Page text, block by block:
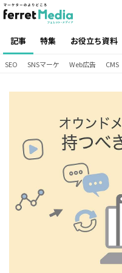
記事 特集 お役立ち資料
SEO SNSマーケ Web広告 CMS